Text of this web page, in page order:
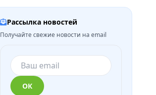
Рассылка новостей
Получайте свежие новости на email
ОК